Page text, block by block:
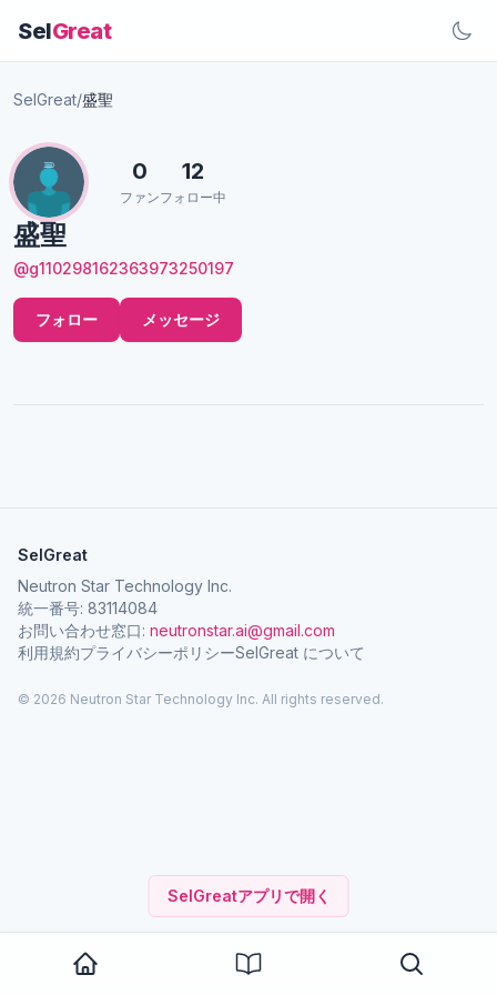
SelGreat
SelGreatアプリで開く
SelGreat/盛聖
盛聖
@g110298162363973250197
0
ファン
12
フォロー中
フォロー メッセージ
SelGreat
Neutron Star Technology Inc.
統一番号: 83114084
お問い合わせ窓口: neutronstar.ai@gmail.com
利用規約プライバシーポリシーSelGreat について
© 2026 Neutron Star Technology Inc. All rights reserved.